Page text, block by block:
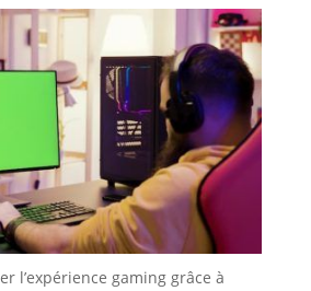
l’expérience gaming grâce à